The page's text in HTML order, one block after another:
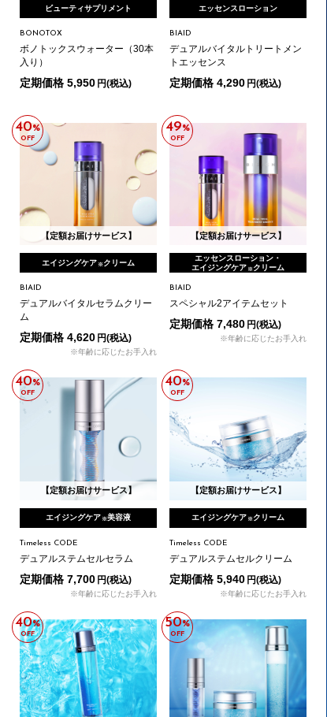
ビューティサプリメント
BONOTOX
ボノトックスウォーター（30本
入り）
定期価格 5,950 円(税込)
エッセンスローション
BIAID
デュアルバイタルトリートメン
トエッセンス
定期価格 4,290 円(税込)
【定額お届けサービス】
40%
OFF
エイジングケア ※ クリーム
※年齢に応じたお手入れ
BIAID
デュアルバイタルセラムクリー
ム
定期価格 4,620 円(税込)
【定額お届けサービス】
49%
OFF
エッセンスローション・
エイジングケア ※ クリーム
※年齢に応じたお手入れ
BIAID
スペシャル2アイテムセット
定期価格 7,480 円(税込)
【定額お届けサービス】
40%
OFF
エイジングケア ※美容液
※年齢に応じたお手入れ
Timeless CODE
デュアルステムセルセラム
定期価格 7,700 円(税込)
【定額お届けサービス】
40%
OFF
エイジングケア ※ クリーム
※年齢に応じたお手入れ
Timeless CODE
デュアルステムセルクリーム
定期価格 5,940 円(税込)
40%
OFF
50%
OFF